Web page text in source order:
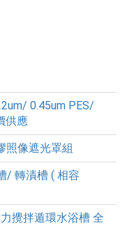
0.45um PES/
供應
照像遮光罩組
/ 轉漬槽 ( 相容
攪拌遁環水浴槽 全